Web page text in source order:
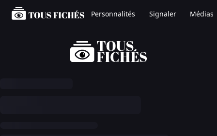
Personnalités Signaler Médias